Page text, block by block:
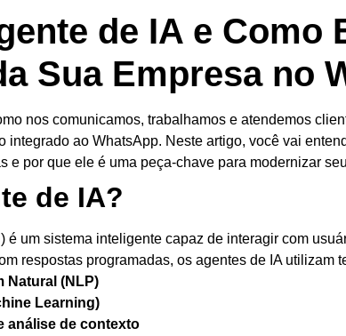
de IA e Como
Sua Empresa no
nos comunicamos, trabalhamos e atendemos
ao WhatsApp. Neste artigo, você vai
e por que ele é uma peça-chave para modernizar
de IA?
) é um sistema inteligente capaz de interagir com
respostas programadas, os agentes de IA utilizam
Natural (NLP)
Learning)
análise de contexto